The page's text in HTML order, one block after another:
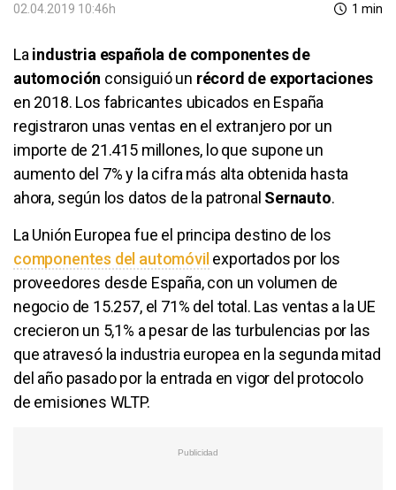
02.04.2019 10:46h 1 min
La industria española de componentes de
automoción consiguió un récord de exportaciones
en 2018. Los fabricantes ubicados en España
registraron unas ventas en el extranjero por un
importe de 21.415 millones, lo que supone un
aumento del 7% y la cifra más alta obtenida hasta
ahora, según los datos de la patronal Sernauto.
La Unión Europea fue el principa destino de los
componentes del automóvilexportados por los
proveedores desde España, con un volumen de
negocio de 15.257, el 71% del total. Las ventas a la UE
crecieron un 5,1% a pesar de las turbulencias por las
que atravesó la industria europea en la segunda mitad
del año pasado por la entrada en vigor del protocolo
de emisiones WLTP.